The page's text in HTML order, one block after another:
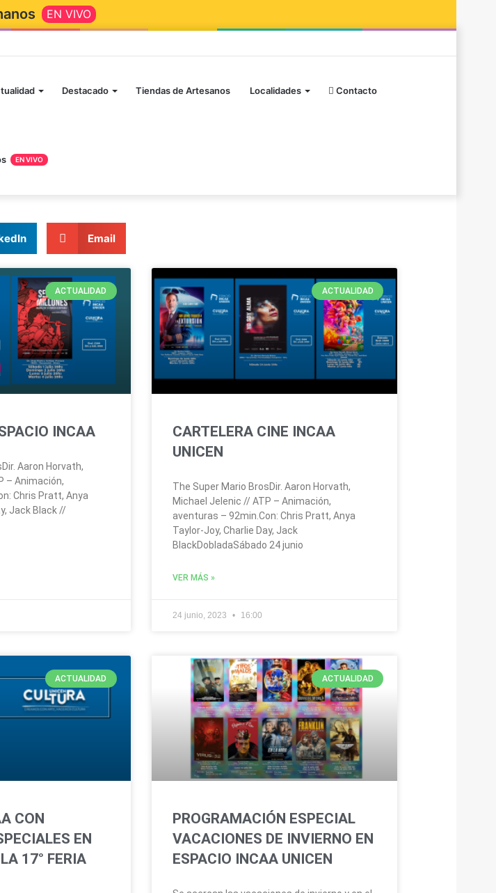
EN VIVO
Destacado Tiendas de Artesanos Localidades Contacto
EN VIVO
Email
ACTUALIDAD
INCAA
Aaron Horvath,
– Animación,
Chris Pratt, Anya
Jack Black //
ACTUALIDAD
CARTELERA CINE INCAA
UNICEN
The Super Mario BrosDir. Aaron Horvath,
Michael Jelenic // ATP – Animación,
aventuras – 92min.Con: Chris Pratt, Anya
Taylor-Joy, Charlie Day, Jack
BlackDobladaSábado 24 junio
VER MÁS »
24 junio, 2023 16:00
ACTUALIDAD
CON
EN
17° FERIA
ACTUALIDAD
PROGRAMACIÓN ESPECIAL
VACACIONES DE INVIERNO EN
ESPACIO INCAA UNICEN